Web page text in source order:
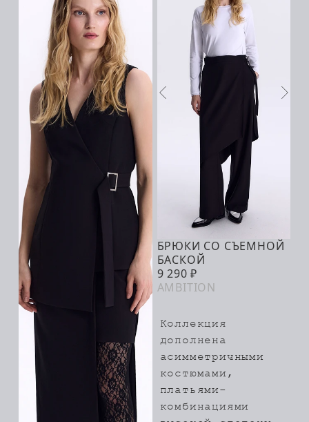
Коллекция
дополнена
асимметричными
костюмами,
платьями-
комбинациями
В КОРЗИНУ
БРЮКИ СО СЪЕМНОЙ
БАСКОЙ
9 290 ₽
AMBITION